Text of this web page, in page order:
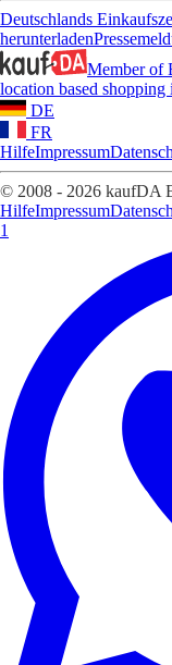
Deutschlands
herunterladen
Member of
location based shopping
DE
FR
HilfeImpressum
© 2008 - 2026 kaufDA
HilfeImpressum
1